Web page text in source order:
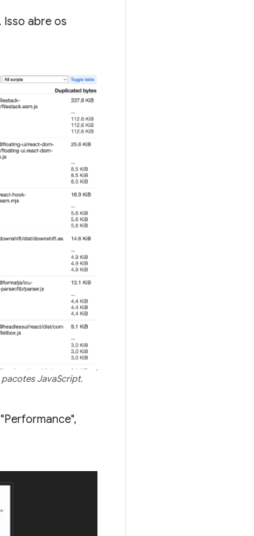
. Isso abre os
JavaScript.